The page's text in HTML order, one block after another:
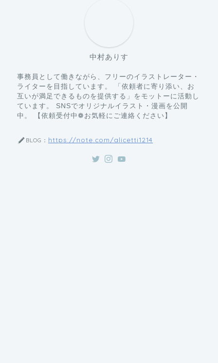
中村ありす
事務員として働きながら、フリーのイラストレーター・
ライターを目指しています。 「依頼者に寄り添い、お
互いが満足できるものを提供する」をモットーに活動し
ています。 SNSでオリジナルイラスト・漫画を公開
中。 【依頼受付中❁お気軽にご連絡ください】
BLOG： https://note.com/alicetti1214